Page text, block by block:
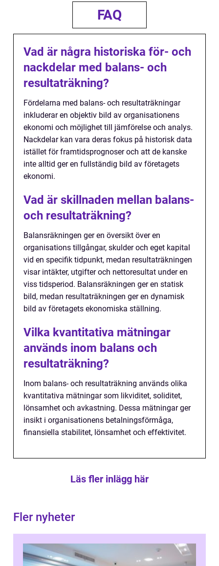
FAQ
Vad är några historiska för- och
nackdelar med balans- och
resultaträkning?
Fördelarna med balans- och resultaträkningar
inkluderar en objektiv bild av organisationens
ekonomi och möjlighet till jämförelse och analys.
Nackdelar kan vara deras fokus på historisk data
istället för framtidsprognoser och att de kanske
inte alltid ger en fullständig bild av företagets
ekonomi.
Vad är skillnaden mellan balans-
och resultaträkning?
Balansräkningen ger en översikt över en
organisations tillgångar, skulder och eget kapital
vid en specifik tidpunkt, medan resultaträkningen
visar intäkter, utgifter och nettoresultat under en
viss tidsperiod. Balansräkningen ger en statisk
bild, medan resultaträkningen ger en dynamisk
bild av företagets ekonomiska ställning.
Vilka kvantitativa mätningar
används inom balans och
resultaträkning?
Inom balans- och resultaträkning används olika
kvantitativa mätningar som likviditet, soliditet,
lönsamhet och avkastning. Dessa mätningar ger
insikt i organisationens betalningsförmåga,
finansiella stabilitet, lönsamhet och effektivitet.
Läs fler inlägg här
Fler nyheter